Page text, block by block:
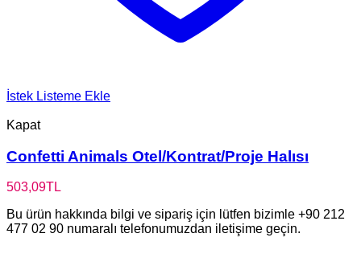
İstek Listeme Ekle
Kapat
Confetti Animals Otel/Kontrat/Proje Halısı
503,09TL
Bu ürün hakkında bilgi ve sipariş için lütfen bizimle +90 212
477 02 90 numaralı telefonumuzdan iletişime geçin.